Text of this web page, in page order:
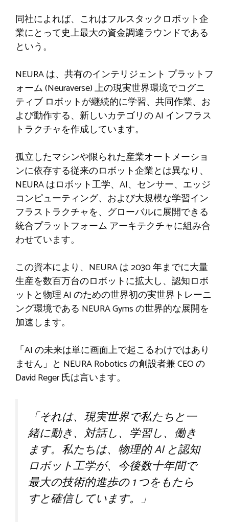
同社によれば、これはフルスタックロボット企
業にとって史上最大の資金調達ラウンドである
という。
NEURA は、共有のインテリジェント プラットフ
ォーム (Neuraverse) 上の現実世界環境でコグニ
ティブ ロボットが継続的に学習、共同作業、お
よび動作する、新しいカテゴリの AI インフラス
トラクチャを作成しています。
孤立したマシンや限られた産業オートメーショ
ンに依存する従来のロボット企業とは異なり、
NEURA はロボット工学、AI、センサー、エッジ
コンピューティング、および大規模な学習イン
フラストラクチャを、グローバルに展開できる
統合プラットフォーム アーキテクチャに組み合
わせています。
この資本により、NEURA は 2030 年までに大量
生産を数百万台のロボットに拡大し、認知ロボ
ットと物理 AI のための世界初の実世界トレーニ
ング環境である NEURA Gyms の世界的な展開を
加速します。
「AI の未来は単に画面上で起こるわけではあり
ません」と NEURA Robotics の創設者兼 CEO の
David Reger 氏は言います。
「それは、現実世界で私たちと一
緒に動き、対話し、学習し、働き
ます。私たちは、物理的 AI と認知
ロボット工学が、今後数十年間で
最大の技術的進歩の 1 つをもたら
すと確信しています。」